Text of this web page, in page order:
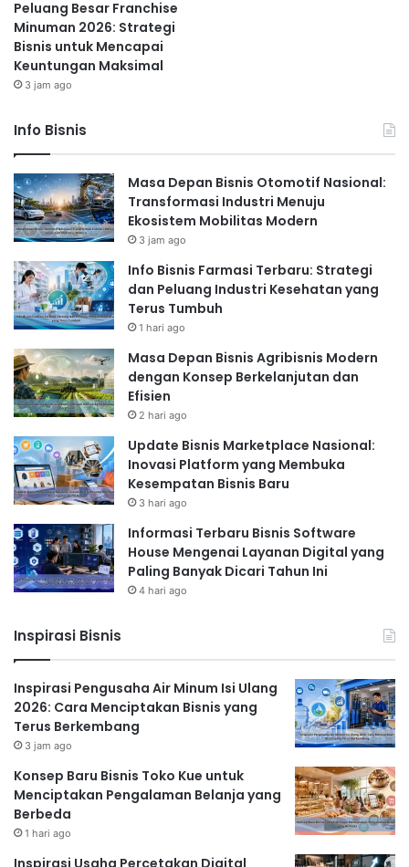
Peluang Besar Franchise
Minuman 2026: Strategi
Bisnis untuk Mencapai
Keuntungan Maksimal
3 jam ago
Info Bisnis
Masa Depan Bisnis Otomotif Nasional:
Transformasi Industri Menuju
Ekosistem Mobilitas Modern
3 jam ago
Info Bisnis Farmasi Terbaru: Strategi
dan Peluang Industri Kesehatan yang
Terus Tumbuh
1 hari ago
Masa Depan Bisnis Agribisnis Modern
dengan Konsep Berkelanjutan dan
Efisien
2 hari ago
Update Bisnis Marketplace Nasional:
Inovasi Platform yang Membuka
Kesempatan Bisnis Baru
3 hari ago
Informasi Terbaru Bisnis Software
House Mengenai Layanan Digital yang
Paling Banyak Dicari Tahun Ini
4 hari ago
Inspirasi Bisnis
Inspirasi Pengusaha Air Minum Isi Ulang
2026: Cara Menciptakan Bisnis yang
Terus Berkembang
3 jam ago
Konsep Baru Bisnis Toko Kue untuk
Menciptakan Pengalaman Belanja yang
Berbeda
1 hari ago